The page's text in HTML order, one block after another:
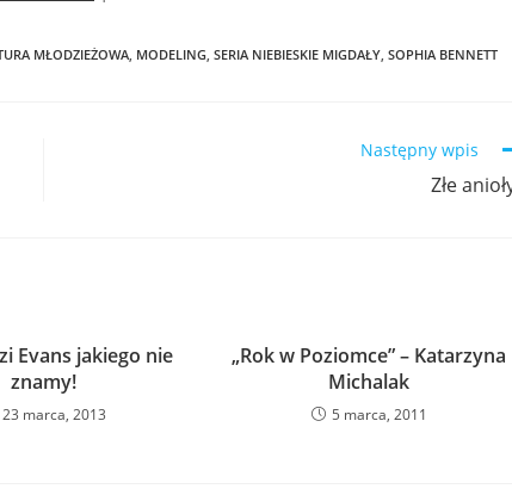
MŁODZIEŻOWA, MODELING, SERIA NIEBIESKIE MIGDAŁY, SOPHIA BENNETT
Następny wpis
Złe
Evans jakiego nie
znamy!
23 marca, 2013
„Rok w Poziomce” – Katarzyna
Michalak
5 marca, 2011